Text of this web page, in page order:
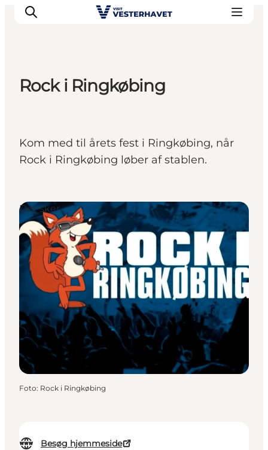
Vores Byer
Mad & Overnatning
Køb billet
Rock i Ringkøbing
Kom med til årets fest i Ringkøbing, når
Rock i Ringkøbing løber af stablen.
Besøg hjemmeside
Det sker
Foto: Rock i Ringkøbing